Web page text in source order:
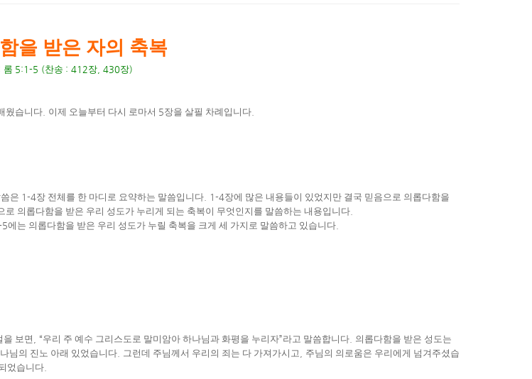
을 받은 자의 축복
롬 5:1-5 (찬송 : 412장, 430장)
웠습니다 이제 오늘부터 다시 로마서 5장을 살필 차례입니다
은 1-4장 전체를 한 마디로 요약하는 말씀입니다 . 1-4장에 많은 내용들이 있었지만 결국 믿음으로 의롭다함을
로 의롭다함을 받은 우리 성도가 누리게 되는 축복이 무엇인지를 말씀하는 내용입니다
5에는 의롭다함을 받은 우리 성도가 누릴 축복을 크게 세 가지로 말씀하고 있습니다
을 보면 , “우리 주 예수 그리스도로 말미암아 하나님과 화평을 누리자”라고 말씀합니다 의롭다함을 받은 성도는
님의 진노 아래 있었습니다 그런데 주님께서 우리의 죄는 다 가져가시고
주님의 의로움은 우리에게 넘겨주셨습
었습니다